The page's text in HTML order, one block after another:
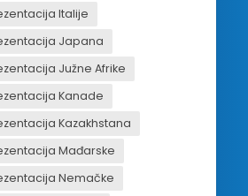
Italije
Japana
Južne Afrike
Kanade
Kazakhstana
Mađarske
Nemačke